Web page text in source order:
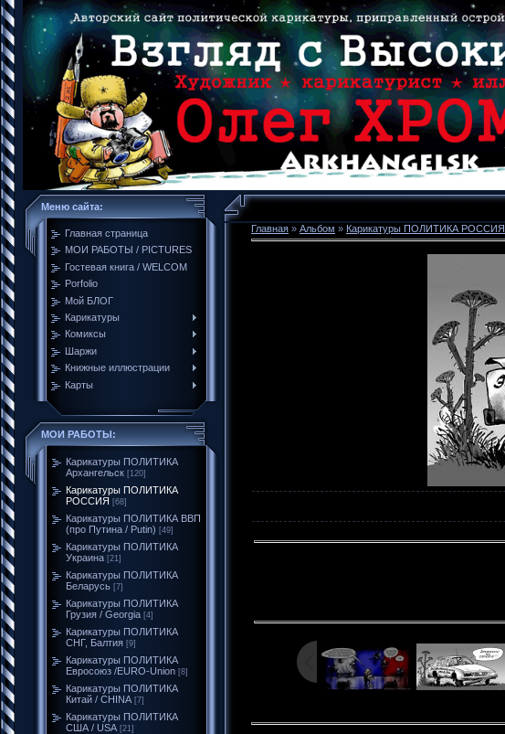
Меню сайта:
Главная страница
МОИ РАБОТЫ / PICTURES
Гостевая книга / WELCOM
Porfolio
Мой БЛОГ
Карикатуры
Комиксы
Шаржи
Книжные иллюстрации
Карты
МОИ РАБОТЫ:
Карикатуры ПОЛИТИКА
Архангельск [120]
Карикатуры ПОЛИТИКА
РОССИЯ [68]
Карикатуры ПОЛИТИКА ВВП
(про Путина / Putin) [49]
Карикатуры ПОЛИТИКА
Украина [21]
Карикатуры ПОЛИТИКА
Беларусь [7]
Карикатуры ПОЛИТИКА
Грузия / Georgia [4]
Карикатуры ПОЛИТИКА
СНГ, Балтия [9]
Карикатуры ПОЛИТИКА
Евросоюз /EURO-Union [8]
Карикатуры ПОЛИТИКА
Китай / CHINA [7]
Карикатуры ПОЛИТИКА
США / USA [21]
Главная » Альбом » Карикатуры ПОЛИТИКА РОССИЯ